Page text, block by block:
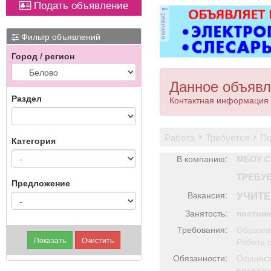
Подать объявление
Фильтр объявлений
Город / регион
Раздел
Категория
Предложение
реклама
Данное
Контактная информация
работа требуется
В компанию: МБОУ
Вакансия:
Занятость:
Требования:
Работа
Обязанности: